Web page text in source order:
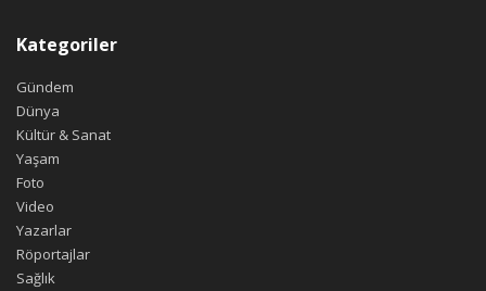
Kategoriler
Gündem
Dünya
Kültür & Sanat
Yaşam
Foto
Video
Yazarlar
Röportajlar
Sağlık